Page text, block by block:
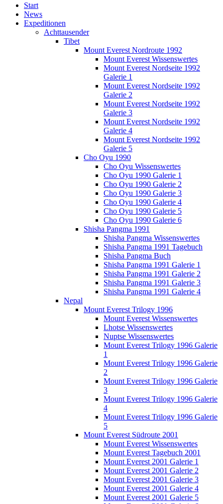
Start
News
Expeditionen
Achttausender
Tibet
Mount Everest Nordroute 1992
Mount Everest Wissenswertes
Mount Everest Nordseite 1992
Galerie 1
Mount Everest Nordseite 1992
Galerie 2
Mount Everest Nordseite 1992
Galerie 3
Mount Everest Nordseite 1992
Galerie 4
Mount Everest Nordseite 1992
Galerie 5
Cho Oyu 1990
Cho Oyu Wissenswertes
Cho Oyu 1990 Galerie 1
Cho Oyu 1990 Galerie 2
Cho Oyu 1990 Galerie 3
Cho Oyu 1990 Galerie 4
Cho Oyu 1990 Galerie 5
Cho Oyu 1990 Galerie 6
Shisha Pangma 1991
Shisha Pangma Wissenswertes
Shisha Pangma 1991 Tagebuch
Shisha Pangma Buch
Shisha Pangma 1991 Galerie 1
Shisha Pangma 1991 Galerie 2
Shisha Pangma 1991 Galerie 3
Shisha Pangma 1991 Galerie 4
Nepal
Mount Everest Trilogy 1996
Mount Everest Wissenswertes
Lhotse Wissenswertes
Nuptse Wissenswertes
Mount Everest Trilogy 1996 Galerie
1
Mount Everest Trilogy 1996 Galerie
2
Mount Everest Trilogy 1996 Galerie
3
Mount Everest Trilogy 1996 Galerie
4
Mount Everest Trilogy 1996 Galerie
5
Mount Everest Südroute 2001
Mount Everest Wissenswertes
Mount Everest Tagebuch 2001
Mount Everest 2001 Galerie 1
Mount Everest 2001 Galerie 2
Mount Everest 2001 Galerie 3
Mount Everest 2001 Galerie 4
Mount Everest 2001 Galerie 5